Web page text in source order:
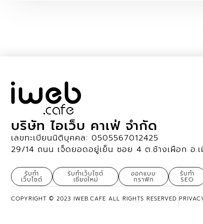
บริษัท ไอเว็บ คาเฟ่ จำกัด
เลขทะเบียนนิติบุคคล: 0505567012425
29/14 ถนน เจ็ดยอดอยู่เย็น ซอย 4 ต.ช้างเผือก อ.
รับทำ
เว็บไซต์
รับทำเว็บไซต์
เชียงใหม่
ออกแบบ
กราฟิก
รับทำ
SEO
COPYRIGHT © 2023 IWEB.CAFE ALL RIGHTS RESERVED.